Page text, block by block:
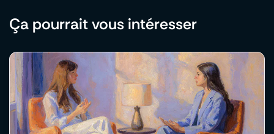
Ça pourrait vous intéresser